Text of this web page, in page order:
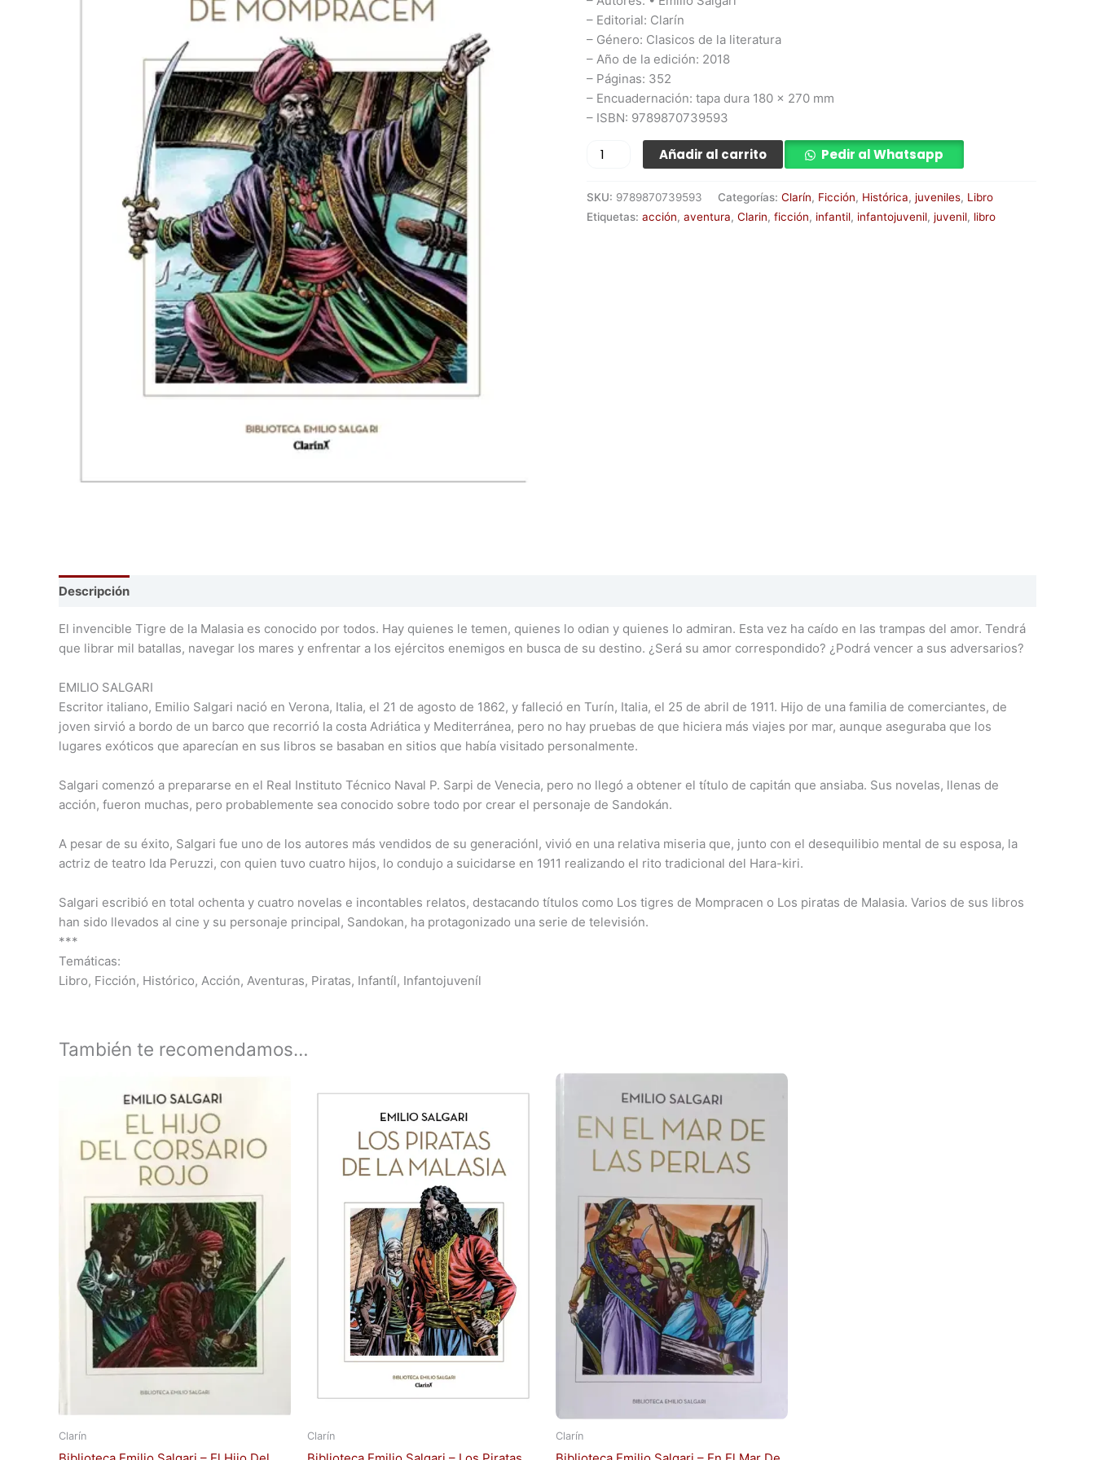
– Editorial: Clarín
– Género: Clasicos de la literatura
– Año de la edición: 2018
– Páginas: 352
– Encuadernación: tapa dura 180 x 270 mm
– ISBN: 9789870739593
Añadir al carrito Pedir al Whatsapp
SKU: 9789870739593 Categorías: Clarín, Ficción, Histórica, juveniles, Libro
Etiquetas: acción, aventura, Clarin, ficción, infantil, infantojuvenil, juvenil, libro
Descripción
El invencible Tigre de la Malasia es conocido por todos. Hay quienes le temen, quienes lo odian y quienes lo admiran. Esta vez ha caído en las trampas del amor. Tendrá
que librar mil batallas, navegar los mares y enfrentar a los ejércitos enemigos en busca de su destino. ¿Será su amor correspondido? ¿Podrá vencer a sus adversarios?
EMILIO SALGARI
Escritor italiano, Emilio Salgari nació en Verona, Italia, el 21 de agosto de 1862, y falleció en Turín, Italia, el 25 de abril de 1911. Hijo de una familia de comerciantes, de
joven sirvió a bordo de un barco que recorrió la costa Adriática y Mediterránea, pero no hay pruebas de que hiciera más viajes por mar, aunque aseguraba que los
lugares exóticos que aparecían en sus libros se basaban en sitios que había visitado personalmente.
Salgari comenzó a prepararse en el Real Instituto Técnico Naval P. Sarpi de Venecia, pero no llegó a obtener el título de capitán que ansiaba. Sus novelas, llenas de
acción, fueron muchas, pero probablemente sea conocido sobre todo por crear el personaje de Sandokán.
A pesar de su éxito, Salgari fue uno de los autores más vendidos de su generaciónl, vivió en una relativa miseria que, junto con el desequilibio mental de su esposa, la
actriz de teatro Ida Peruzzi, con quien tuvo cuatro hijos, lo condujo a suicidarse en 1911 realizando el rito tradicional del Hara-kiri.
Salgari escribió en total ochenta y cuatro novelas e incontables relatos, destacando títulos como Los tigres de Mompracen o Los piratas de Malasia. Varios de sus libros
han sido llevados al cine y su personaje principal, Sandokan, ha protagonizado una serie de televisión.
***
Temáticas:
Libro, Ficción, Histórico, Acción, Aventuras, Piratas, Infantíl, Infantojuveníl
También te recomendamos…
Clarín Clarín Clarín